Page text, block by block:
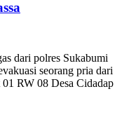
dari polres Sukabumi
seorang pria dari
RW 08 Desa Cidadap